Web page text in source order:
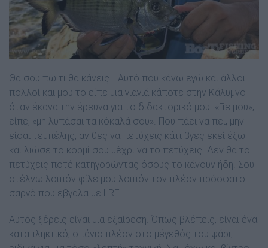
Θα σου πω τι θα κάνεις… Αυτό που κάνω εγώ και άλλοι
πολλοί και µου το είπε µια γιαγιά κάποτε στην Κάλυµνο
όταν έκανα την έρευνα για το διδακτορικό µου. «Γιε µου»,
είπε, «µη λυπάσαι τα κόκαλά σου». Που πάει να πει, µην
είσαι τεµπέλης, αν θες να πετύχεις κάτι βγες εκεί έξω
και λιώσε το κορµί σου µέχρι να το πετύχεις. ∆εν θα το
πετύχεις ποτέ κατηγορώντας όσους το κάνουν ήδη. Σου
στέλνω λοιπόν φίλε µου λοιπόν τον πλέον πρόσφατο
σαργό που έβγαλα µε LRF.
Αυτός ξέρεις είναι µια εξαίρεση. Όπως βλέπεις, είναι ένα
καταπληκτικό, σπάνιο πλέον στο µέγεθός του ψάρι,